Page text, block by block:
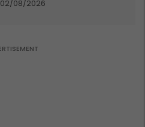
miliona te Spartak Moska
02/08/2026